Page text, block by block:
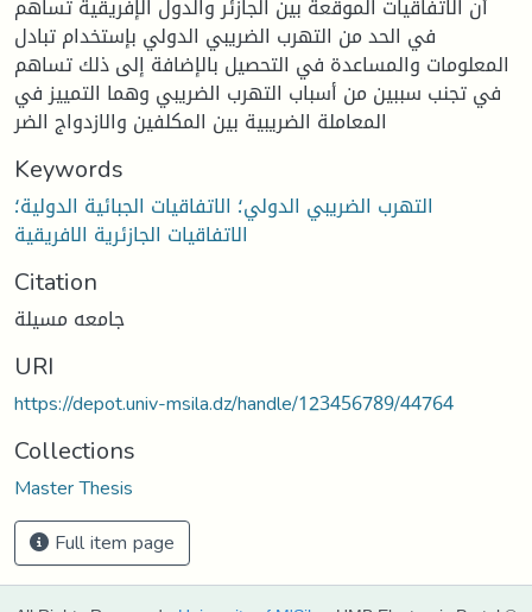
أن الاتفاقيات الموقعة بين الجازئر والدول الإفريقية تساهم
في الحد من التهرب الضريبي الدولي بإستخدام تبادل
المعلومات والمساعدة في التحصيل بالإضافة إلى ذلك تساهم
في تجنب سببين من أسباب التهرب الضريبي وهما التمييز في
المعاملة الضريبية بين المكلفين والازدواج الضر
Keywords
التهرب الضريبي الدولي؛ الاتفاقيات الجبائية الدولية؛
الاتفاقيات الجازئرية الافريقية
Citation
جامعه مسيلة
URI
https://depot.univ-msila.dz/handle/123456789/44764
Collections
Master Thesis
Full item page